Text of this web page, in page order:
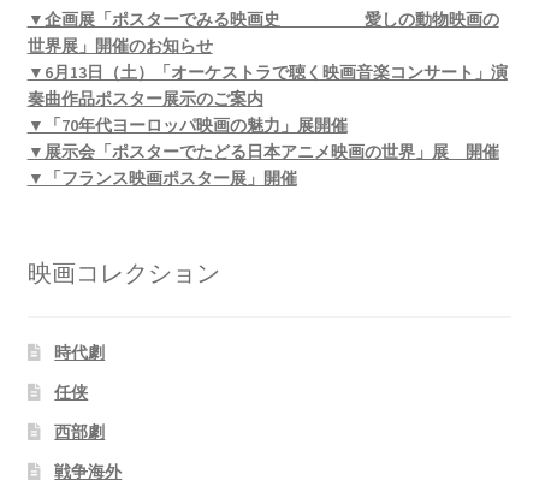
▼企画展「ポスターでみる映画史 愛しの動物映画の
世界展」開催のお知らせ
▼6月13日（土）「オーケストラで聴く映画音楽コンサート」演
奏曲作品ポスター展示のご案内
▼「70年代ヨーロッパ映画の魅力」展開催
▼展示会「ポスターでたどる日本アニメ映画の世界」展 開催
▼「フランス映画ポスター展」開催
映画コレクション
時代劇
任侠
西部劇
戦争海外